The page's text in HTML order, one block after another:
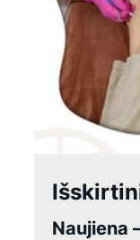
Naujiena